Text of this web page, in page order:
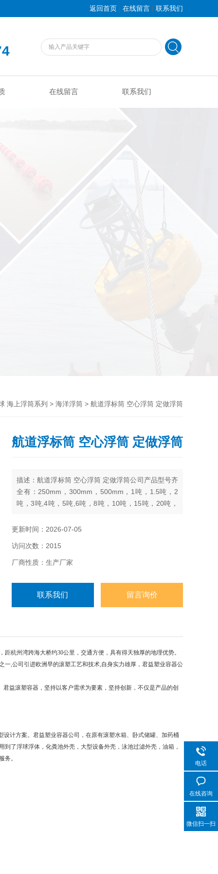
返回首页 | 在线留言 | 联系我们
在线留言 联系我们
海上浮筒系列 > 海洋浮筒 > 航道浮标筒 空心浮筒 定做浮筒
航道浮标筒 空心浮筒 定做浮筒
描述：航道浮标筒 空心浮筒 定做浮筒公司产品型号齐
全有：250mm，300mm，500mm，1吨，1.5吨，2
吨，3吨,4吨，5吨,6吨，8吨，10吨，15吨，20吨，
更新时间：2026-07-05
访问次数：2015
厂商性质：生产厂家
联系我们 留言询价
杭州湾跨海大桥约30公里，交通方便，具有得天独厚的地理优势。
,公司引进欧洲早的滚塑工艺和技术,自身实力雄厚，君益塑业容器公
益滚塑容器，坚持以客户需求为要素，坚持创新，不仅是产品的创
计方案。君益塑业容器公司，在原有滚塑水箱、卧式储罐、加药桶
了浮球浮体，化粪池外壳，大型设备外壳，泳池过滤外壳，油箱，
务。
电话
在线咨询
微信扫一扫